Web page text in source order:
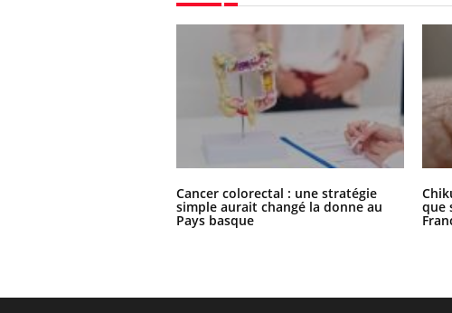
Cancer colorectal : une stratégie
simple aurait changé la donne au
Pays basque
que